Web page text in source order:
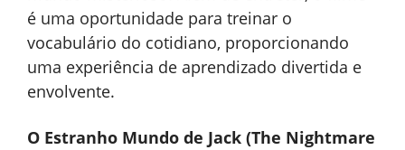
é uma oportunidade para treinar o
vocabulário do cotidiano, proporcionando
uma experiência de aprendizado divertida e
envolvente.
O Estranho Mundo de Jack (The Nightmare